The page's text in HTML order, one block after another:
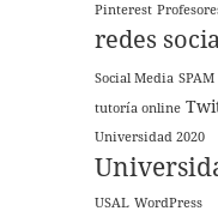
Pinterest
redes
Social Media SPAM
tutoría online
Universidad 2020
USAL WordPress